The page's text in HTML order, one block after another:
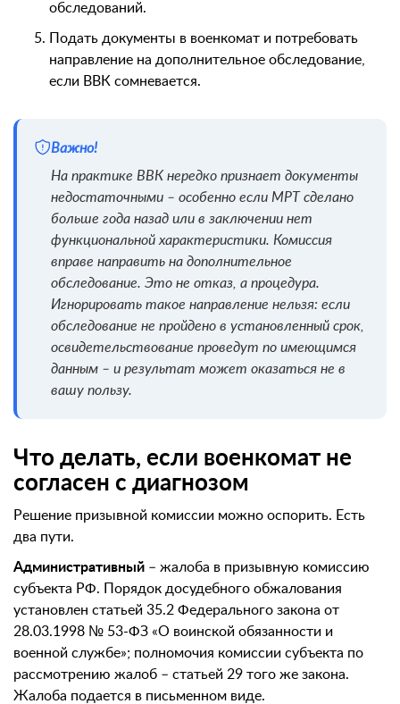
обследований.
Подать документы в военкомат и потребовать
направление на дополнительное обследование,
если ВВК сомневается.
Важно!
На практике ВВК нередко признает документы
недостаточными – особенно если МРТ сделано
больше года назад или в заключении нет
функциональной характеристики. Комиссия
вправе направить на дополнительное
обследование. Это не отказ, а процедура.
Игнорировать такое направление нельзя: если
обследование не пройдено в установленный срок,
освидетельствование проведут по имеющимся
данным – и результат может оказаться не в
вашу пользу.
Что делать, если военкомат не
согласен с диагнозом
Решение призывной комиссии можно оспорить. Есть
два пути.
Административный – жалоба в призывную комиссию
субъекта РФ. Порядок досудебного обжалования
установлен статьей 35.2 Федерального закона от
28.03.1998 № 53-ФЗ «О воинской обязанности и
военной службе»; полномочия комиссии субъекта по
рассмотрению жалоб – статьей 29 того же закона.
Жалоба подается в письменном виде.